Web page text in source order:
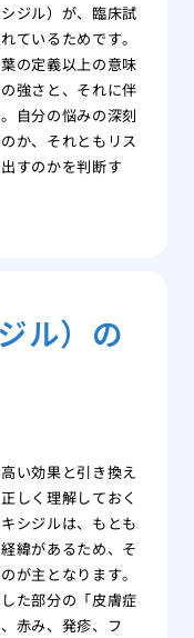
ジル）が、臨床試
ているためです。
の定義以上の意味
強さと、それに伴
自分の悩みの深刻
か、それともリス
すのかを判断す
ル）の
い効果と引き換え
しく理解しておく
シジルは、もとも
緯があるため、そ
が主となります。
た部分の「皮膚症
赤み、発疹、フ